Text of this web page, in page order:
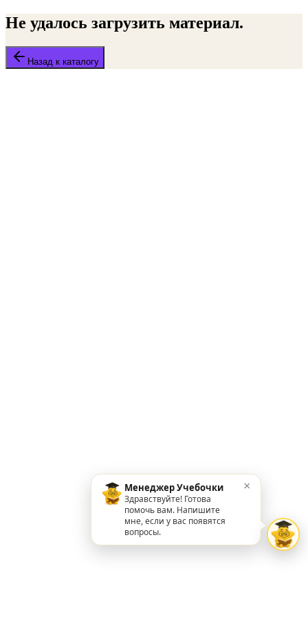
Не удалось загрузить материал.
Назад к каталогу
Менеджер Учебочки
Здравствуйте! Готова
помочь вам. Напишите
мне, если у вас появятся
вопросы.
×